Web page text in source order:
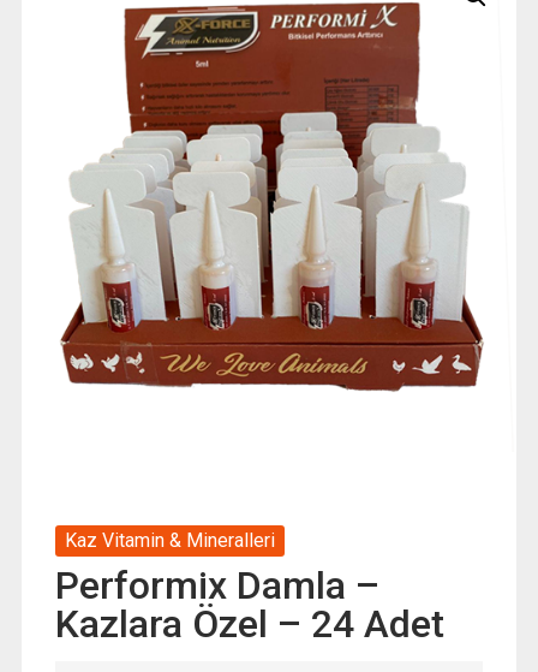
Kaz Vitamin & Mineralleri
Performix Damla –
Kazlara Özel – 24 Adet